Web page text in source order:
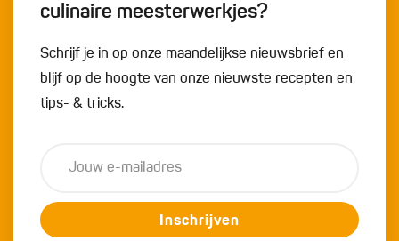
culinaire meesterwerkjes?
Schrijf je in op onze maandelijkse nieuwsbrief en
blijf op de hoogte van onze nieuwste recepten en
tips- & tricks.
Inschrijven